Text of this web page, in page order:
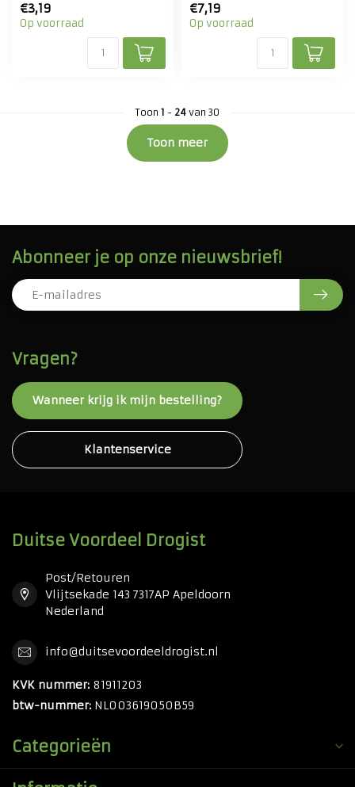
€3,19
Op voorraad
€7,19
Op voorraad
Toon 1 - 24 van 30
Toon meer
Vragen?
Wanneer krijg ik mijn bestelling?
Klantenservice
Abonneer je op onze nieuwsbrief!
Duitse Voordeel Drogist
Post/Retouren
Vlijtsekade 143 7317AP Apeldoorn
Nederland
info@duitsevoordeeldrogist.nl
KVK nummer: 81911203
btw-nummer: NL003619050B59
Categorieën